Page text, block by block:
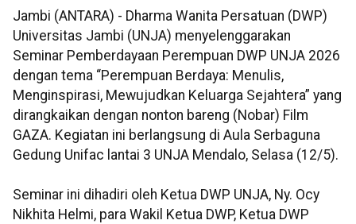
Jambi (ANTARA) - Dharma Wanita Persatuan (DWP)
Universitas Jambi (UNJA) menyelenggarakan
Seminar Pemberdayaan Perempuan DWP UNJA 2026
dengan tema “Perempuan Berdaya: Menulis,
Menginspirasi, Mewujudkan Keluarga Sejahtera” yang
dirangkaikan dengan nonton bareng (Nobar) Film
GAZA. Kegiatan ini berlangsung di Aula Serbaguna
Gedung Unifac lantai 3 UNJA Mendalo, Selasa (12/5).
Seminar ini dihadiri oleh Ketua DWP UNJA, Ny. Ocy
Nikhita Helmi, para Wakil Ketua DWP, Ketua DWP